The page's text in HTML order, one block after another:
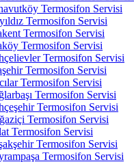
Termosifon Servisi
Termosifon Servisi
Termosifon Servisi
Termosifon Servisi
Termosifon Servisi
Termosifon Servisi
Termosifon Servisi
Termosifon Servisi
Termosifon Servisi
Termosifon Servisi
Termosifon Servisi
Termosifon Servisi
Termosifon Servisi